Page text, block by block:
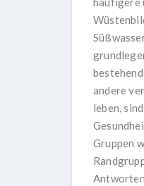
andere
leben,
Gruppen